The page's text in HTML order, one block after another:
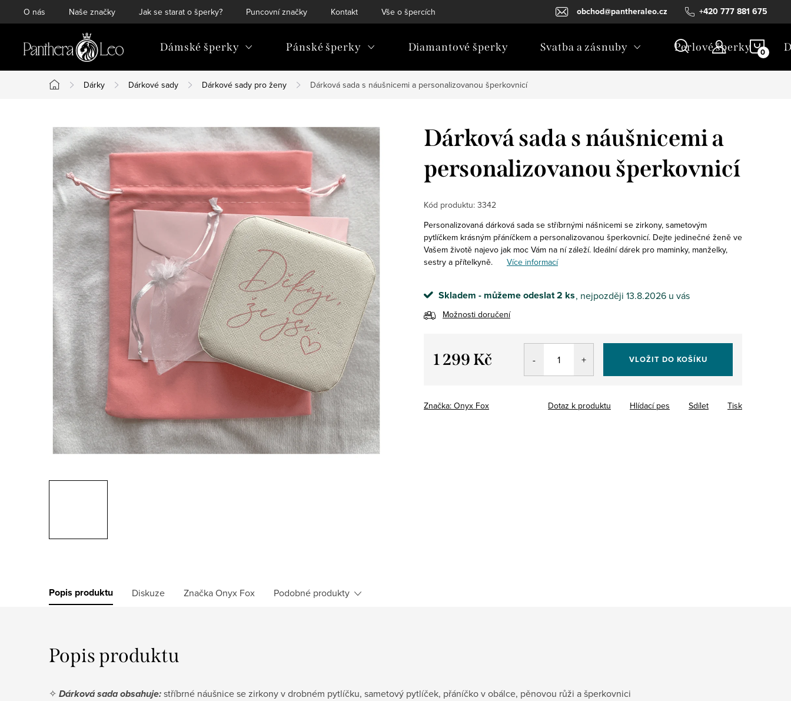
na
+420 777 881 675
obchod@pantheraleo.cz
O nás Naše značky Jak se starat o šperky? Puncovní značky Kontakt Vše o špercích
Dámské šperky Pánské šperky Diamantové šperky Svatba a zásnuby Perlové šperky
Domů
Dárky Dárkové sady Dárkové sady pro ženy Dárková sada s náušnicemi a personalizovanou šperkovnicí
Dárková sada s náušnicemi a
personalizovanou šperkovnicí
Kód produktu: 3342
Personalizovaná dárková sada se stříbrnými nášnicemi se zirkony, sametovým
pytlíčkem krásným přáníčkem a personalizovanou šperkovnicí. Dejte jedinečné ženě ve
Vašem životě najevo jak moc Vám na ní záleží. Ideální dárek pro maminky, manželky,
sestry a přítelkyně.
Více informací
Skladem - můžeme odeslat2 ks 13.8.2026
Možnosti doručení
1 299 Kč VLOŽIT DO KOŠÍKU
Značka: Onyx Fox Tisk
Dotaz k produktu Hlídací pes Sdílet
Popis produktu Diskuze ZnačkaOnyx Fox Podobné produkty
Popis produktu
✧ Dárková sada obsahuje:stříbrné náušnice se zirkony v drobném pytlíčku, sametový pytlíček, přáníčko v obálce, pěnovou růži a šperkovnici